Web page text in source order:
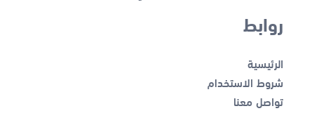
روابط
الرئيسية
شروط الاستخدام
تواصل معنا